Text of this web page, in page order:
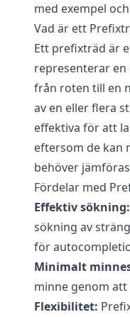
med exempel
Vad är ett
Ett prefixträd är
representerar en
från roten till en
av en eller flera
effektiva för att
eftersom de kan
behöver
Fördelar med
Effektiv sökning:
sökning av
för
Minimalt
minne genom
Flexibilitet: